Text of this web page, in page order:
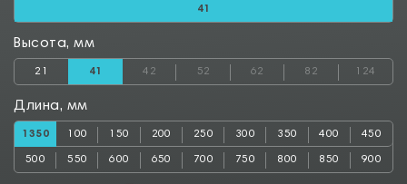
41
Высота, мм
21 41 42 52 62 82 124
Длина, мм
1350 100 150 200 250 300 350 400 450
500 550 600 650 700 750 800 850 900